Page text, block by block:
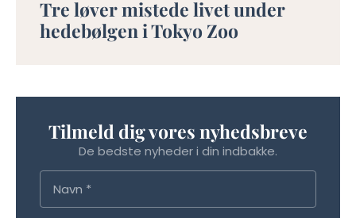
Tre løver mistede livet under
hedebølgen i Tokyo Zoo
Tilmeld dig vores nyhedsbreve
De bedste nyheder i din indbakke.